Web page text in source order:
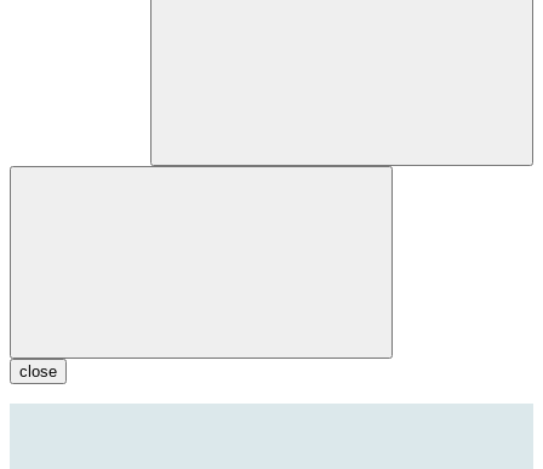
close